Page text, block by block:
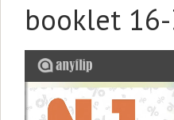
booklet